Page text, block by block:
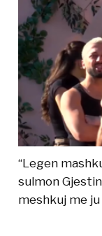
“Legen
sulmon
meshkuj me